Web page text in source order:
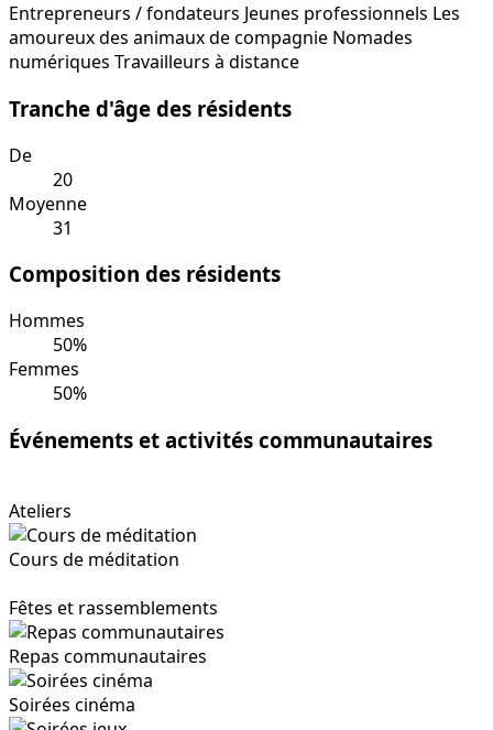
Entrepreneurs / fondateurs Jeunes professionnels Les
amoureux des animaux de compagnie Nomades
numériques Travailleurs à distance
Tranche d'âge des résidents
De
20
Moyenne
31
Composition des résidents
Hommes
50%
Femmes
50%
Événements et activités communautaires
Ateliers
Cours de méditation
Fêtes et rassemblements
Repas communautaires
Soirées cinéma